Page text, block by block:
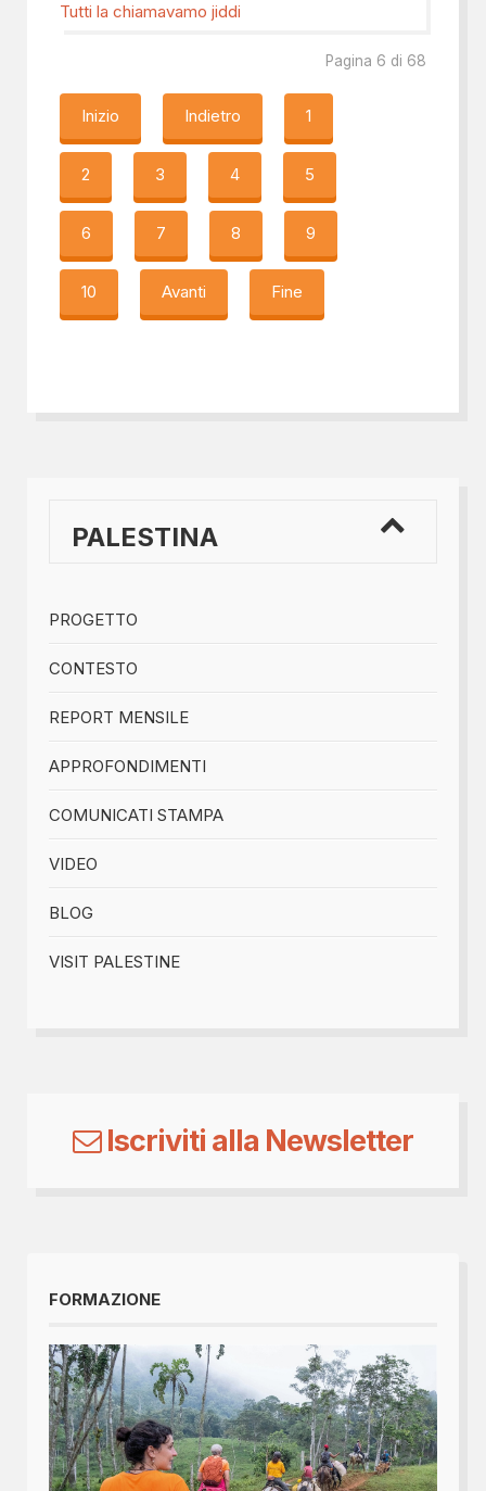
Tutti la chiamavamo jiddi
Pagina 6 di 68
Inizio Indietro 1
2 3 4 5
6 7 8 9
10 Avanti Fine
PALESTINA
PROGETTO
CONTESTO
REPORT MENSILE
APPROFONDIMENTI
COMUNICATI STAMPA
VIDEO
BLOG
VISIT PALESTINE
Iscriviti alla Newsletter
FORMAZIONE